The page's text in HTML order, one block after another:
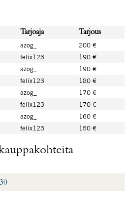
Tarjoaja
Tarjous
azog_
200 €
felix123
190 €
azog_
190 €
felix123
180 €
azog_
170 €
felix123
170 €
azog_
160 €
felix123 150 €